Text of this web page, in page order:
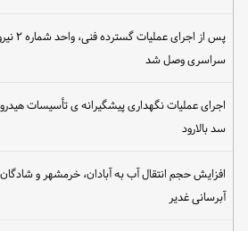
پس از اجرای
سراسری وصل شد
اجرای عملیات نگهداری پیشگیرانه ی تأسیسات
سد بالارود
افزایش حجم انتقال آب به آبادان، خرمشهر و شادگان
آبرسانی غدیر